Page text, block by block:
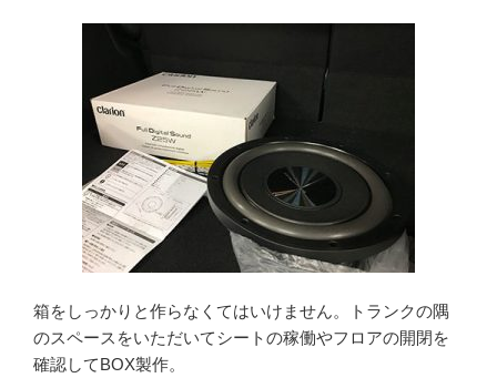
箱をしっかりと作らなくてはいけません。トランクの隅
のスペースをいただいてシートの稼働やフロアの開閉を
確認してBOX製作。